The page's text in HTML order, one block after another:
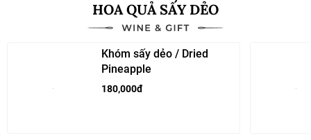
HOA QUẢ SẤY DẺO
Khóm sấy dẻo / Dried
Pineapple
180,000đ